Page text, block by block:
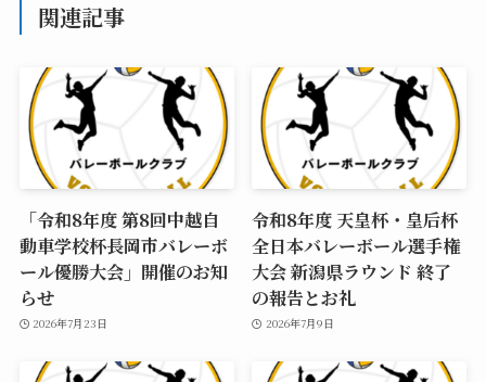
関連記事
「令和8年度 第8回中越自
動車学校杯長岡市バレーボ
ール優勝大会」開催のお知
らせ
2026年7月23日
令和8年度 天皇杯・皇后杯
全日本バレーボール選手権
大会 新潟県ラウンド 終了
の報告とお礼
2026年7月9日